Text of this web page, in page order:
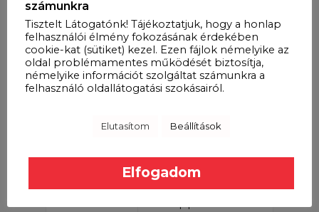
Extra configurations
Performance
data
Control type relay-free control
Components
Position
Hall sensor
számunkra
Tisztelt Látogatónk! Tájékoztatjuk, hogy a honlap
felhasználói élmény fokozásának érdekében
cookie-kat (sütiket) kezel. Ezen fájlok némelyike az
oldal problémamentes működését biztosítja,
némelyike információt szolgáltat számunkra a
felhasználó oldallátogatási szokásairól.
Elutasítom Beállítások
Elfogadom